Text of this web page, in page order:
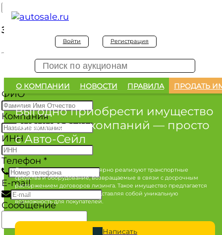
Войти Регистрация
О КОМПАНИИ НОВОСТИ ПРАВИЛА ПРОДАТЬ
Выгодно приобрести имущество
лизинговых компаний — просто
с Авто-Сейл
Лизинговые компании регулярно реализуют транспортные
средства и оборудование, возвращаемые в связи с досрочным
расторжением договоров лизинга. Такое имущество предлагается
по конкурентным ценам, представляя собой уникальную
возможность для покупателей.
Написать
Заявка на покупку
Заявка на покупку изъятого а/м
ФИО*
Компания
ИНН
Телефон *
E-mail
Сообщение